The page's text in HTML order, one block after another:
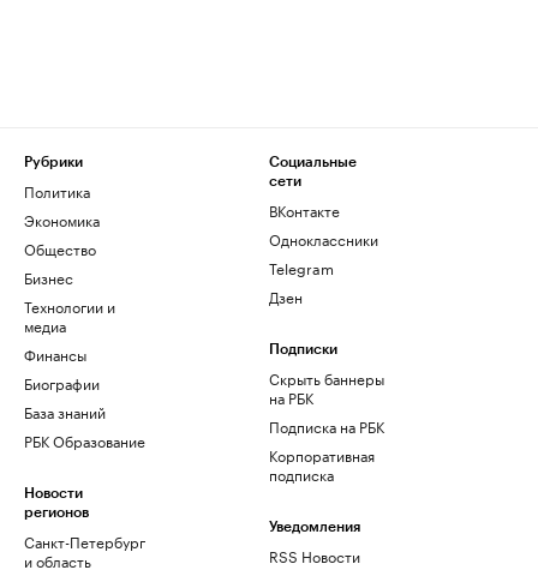
Рубрики
Политика
Экономика
Общество
Бизнес
Технологии и
медиа
Финансы
Биографии
База знаний
РБК Образование
Новости
регионов
Санкт-Петербург
и область
Социальные
сети
ВКонтакте
Одноклассники
Telegram
Дзен
Подписки
Скрыть баннеры
на РБК
Подписка на РБК
Корпоративная
подписка
Уведомления
RSS Новости